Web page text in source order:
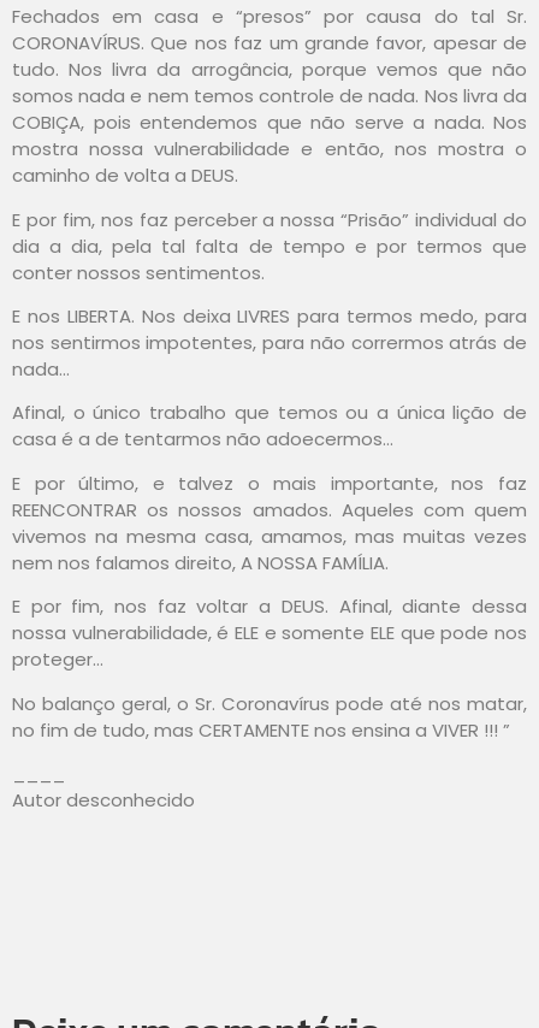
Fechados em casa e “presos” por causa do tal Sr.
CORONAVÍRUS. Que nos faz um grande favor, apesar de
tudo. Nos livra da arrogância, porque vemos que não
somos nada e nem temos controle de nada. Nos livra da
COBIÇA, pois entendemos que não serve a nada. Nos
mostra nossa vulnerabilidade e então, nos mostra o
caminho de volta a DEUS.
E por fim, nos faz perceber a nossa “Prisão” individual do
dia a dia, pela tal falta de tempo e por termos que
conter nossos sentimentos.
E nos LIBERTA. Nos deixa LIVRES para termos medo, para
nos sentirmos impotentes, para não corrermos atrás de
nada…
Afinal, o único trabalho que temos ou a única lição de
casa é a de tentarmos não adoecermos…
E por último, e talvez o mais importante, nos faz
REENCONTRAR os nossos amados. Aqueles com quem
vivemos na mesma casa, amamos, mas muitas vezes
nem nos falamos direito, A NOSSA FAMÍLIA.
E por fim, nos faz voltar a DEUS. Afinal, diante dessa
nossa vulnerabilidade, é ELE e somente ELE que pode nos
proteger…
No balanço geral, o Sr. Coronavírus pode até nos matar,
no fim de tudo, mas CERTAMENTE nos ensina a VIVER !!! ”
Autor desconhecido